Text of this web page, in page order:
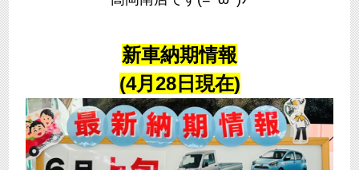
新車納期情報
(4月28日現在)